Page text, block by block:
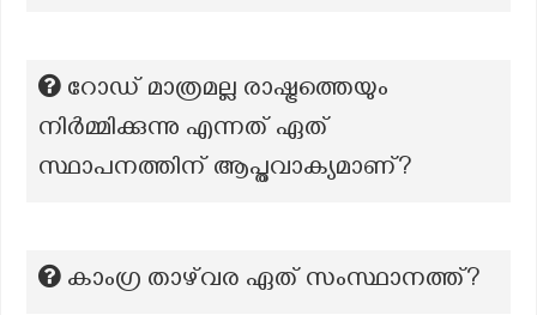
റോഡ് മാത്രമല്ല രാഷ്ട്രത്തെയും
നിർമ്മിക്കുന്നു എന്നത് ഏത്
സ്ഥാപനത്തിന് ആപ്തവാക്യമാണ്?
കാംഗ്ര താഴ്‌വര ഏത് സംസ്ഥാനത്ത്?